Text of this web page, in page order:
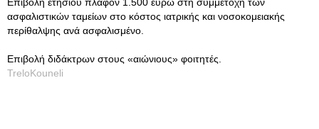
ασφαλιστικών ταμείων στο κόστος ιατρικής και νοσοκομειακής
περίθαλψης ανά ασφαλισμένο.
Επιβολή διδάκτρων στους «αιώνιους» φοιτητές.
TreloKouneli